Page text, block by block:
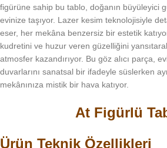
figürüne sahip bu tablo, doğanın büyüleyici
evinize taşıyor. Lazer kesim teknolojisiyle
eser, her mekâna benzersiz bir estetik
kudretini ve huzur veren güzelliğini
atmosfer kazandırıyor. Bu göz alıcı parça,
duvarlarını sanatsal bir ifadeyle süslerken
mekânınıza mistik bir hava katıyor.
At Figürlü
Ürün Teknik Özellikleri